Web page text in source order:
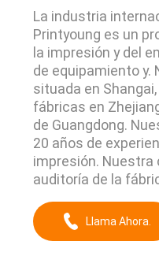
La industria
Printyoung es un
la impresión y del
de equipamiento
situada en
fábricas en
de Guangdong.
20 años de
impresión. Nuestra
auditoría de la
Llama Ahora.